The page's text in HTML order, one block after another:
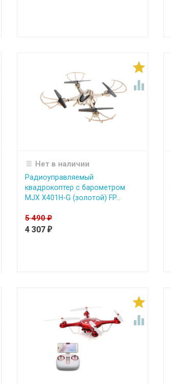


Нет в наличии
Радиоуправляемый
квадрокоптер с барометром
MJX X401H-G (золотой) FP...
5 490₽
4 307₽

